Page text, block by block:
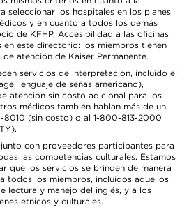
seleccionar los hospitales en los planes
y en cuanto a todos los demás
de KFHP. Accesibilidad a las oficinas
en este directorio: los miembros tienen
atención de Kaiser Permanente.
servicios de interpretación, incluido el
lenguaje de señas americano),
atención sin costo adicional para los
médicos también hablan más de un
8010 (sin costo) o al 1-800-813-2000
con proveedores participantes para
las competencias culturales. Estamos
que los servicios se brinden de manera
todos los miembros, incluidos aquellos
lectura y manejo del inglés, y a los
étnicos y culturales.